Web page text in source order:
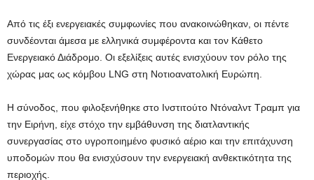
Από τις έξι ενεργειακές συμφωνίες που ανακοινώθηκαν, οι πέντε
συνδέονται άμεσα με ελληνικά συμφέροντα και τον Κάθετο
Ενεργειακό Διάδρομο. Οι εξελίξεις αυτές ενισχύουν τον ρόλο της
χώρας μας ως κόμβου LNG στη Νοτιοανατολική Ευρώπη.
Η σύνοδος, που φιλοξενήθηκε στο Ινστιτούτο Ντόναλντ Τραμπ για
την Ειρήνη, είχε στόχο την εμβάθυνση της διατλαντικής
συνεργασίας στο υγροποιημένο φυσικό αέριο και την επιτάχυνση
υποδομών που θα ενισχύσουν την ενεργειακή ανθεκτικότητα της
περιοχής.